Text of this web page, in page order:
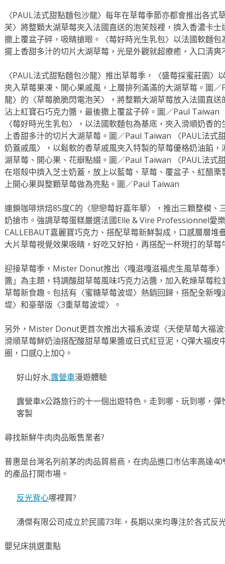
〈PAUL法式甜點麵包沙龍〉每年在草莓季節亦都會推出各式
芙〉將整顆大湖草莓夾入法國直送的泡芙殼裡，擠入香濃卡
撒上覆盆子碎，吸睛搶眼。〈莓好時光生乳包〉以法國軟麵
擺上香甜多汁的切片大湖草莓，光是外觀就超療癒，入口清爽
〈PAUL法式甜點麵包沙龍〉推出草莓季，〈盛莓採蜜莊園〉
夾入草莓果凍、開心果戚風，上層排列滿滿的大湖草莓。圖
龍〉的〈草莓脆脆閃電泡芙〉，將整顆大湖草莓放入法國直
沾上紅寶石巧克力醬，最後撒上覆盆子碎。圖／Paul Taiwan
〈莓好時光生乳包〉，以法國軟麵包為基底，夾入滑順奶香
上香甜多汁的切片大湖草莓。圖／Paul Taiwan 〈PAUL法式
奶蓋戚風〉，以鬆軟的香草戚風夾入特製的草莓優格奶油餡
湖草莓、開心果、花瓣點綴。圖／Paul Taiwan 〈PAUL法式
在塔殼中擠入芝士奶蓋，放上以藍莓、草莓、覆盆子、紅醋
上開心果與整顆草莓做為亮點。圖／Paul Taiwan
連鎖咖啡烘焙85度C的〈戀戀莓好嘉年華〉，推出三顆整模、
奶搶市。強調草莓蛋糕嚴選法國Elle & Vire Professionnel愛
CALLEBAUT嘉麗寶巧克力、搭配草莓新鮮製成，口感層層堆
大片草莓視覺效果吸睛，好吃又好拍，再搭配一杯現打的草
迎接草莓季，Mister Donut推出〈嘎滋嘎滋福虎生風草莓季
醬」為主題，特調酸甜草莓風味巧克力沾醬，加入乾燥草莓
草莓新食趣。包括有〈蜜糖草莓波堤〉熱銷回歸，搭配全新
堤〉和豪華版〈3重草莓波堤〉。
另外，Mister Donut更首次推出大福系波堤〈天使草莓大福
滑順草莓鮮奶油搭配酸甜草莓果醬或日式紅豆泥，Q彈大福
圈，口感Q上加Q。
好山好水,露營車漫遊體驗
露營車x公路旅行的十一個出遊特色。走到哪、玩到哪，
客製
尋找新鮮牛肉肉品販售業者?
普惠是台灣名列前茅的肉品貿易商，在肉品進口市佔率高達
的產品打開市場。
反光背心哪裡買?
湧傑有限公司成立於民國73年，長期以來均專注於各式反
嬰兒床挑選重點